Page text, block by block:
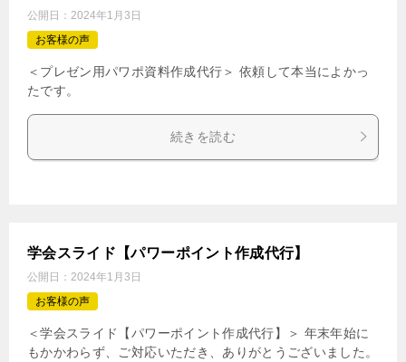
公開日： 2024年1月3日
お客様の声
＜プレゼン用パワポ資料作成代行＞ 依頼して本当によかっ
たです。
続きを読む
学会スライド【パワーポイント作成代行】
公開日： 2024年1月3日
お客様の声
＜学会スライド【パワーポイント作成代行】＞ 年末年始に
もかかわらず、ご対応いただき、ありがとうございました。